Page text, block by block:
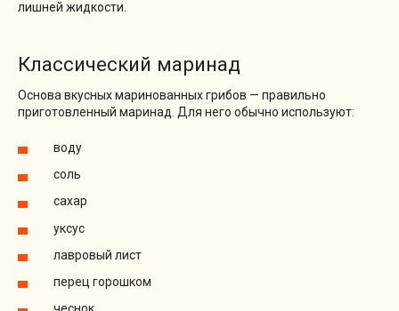
лишней жидкости.
Классический маринад
Основа вкусных маринованных грибов — правильно
приготовленный маринад. Для него обычно используют:
воду
соль
сахар
уксус
лавровый лист
перец горошком